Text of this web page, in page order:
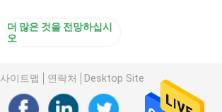
더 많은 것을 전망하십시
오
사이트맵 연락처 Desktop Site